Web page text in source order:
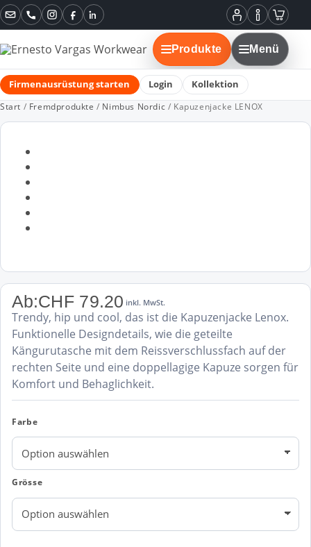
Mein
Konto
Informationen
Instagram
FacebookLinkedIn
Produkte Menü
Firmenausrüstung starten Login Kollektion
Start / Fremdprodukte / Nimbus Nordic / Kapuzenjacke LENOX
Ab:CHF79.20 inkl. MwSt.
Trendy, hip und cool, das ist die Kapuzenjacke Lenox.
Funktionelle Designdetails, wie die geteilte
Kängurutasche mit dem Reissverschlussfach auf der
rechten Seite und eine doppellagige Kapuze sorgen für
Komfort und Behaglichkeit.
Farbe
Grösse